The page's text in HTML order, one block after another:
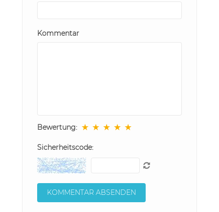
Kommentar
Bewertung: ★ ★ ★ ★ ★
Sicherheitscode: